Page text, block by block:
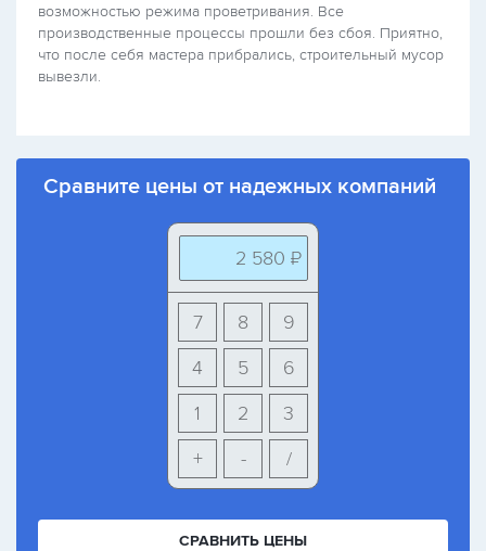
возможностью режима проветривания. Все
производственные процессы прошли без сбоя. Приятно,
что после себя мастера прибрались, строительный мусор
вывезли.
Сравните цены от надежных компаний
2 580 ₽
9
8
7
6
5
4
3
2
1
+
- /
СРАВНИТЬ ЦЕНЫ